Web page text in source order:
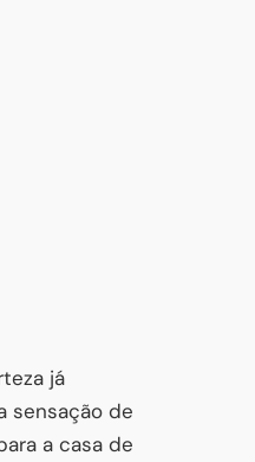
já
sensação de
a casa de